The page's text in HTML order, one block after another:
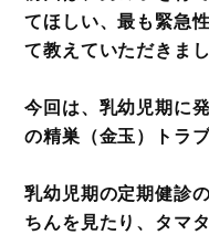
てほしい、最も緊急
て教えていただきまし
今回は、乳幼児期に
の精巣（金玉）トラ
乳幼児期の定期健診
ちんを見たり、タマ